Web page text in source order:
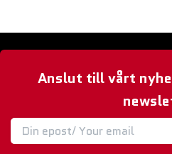
Anslut till vårt